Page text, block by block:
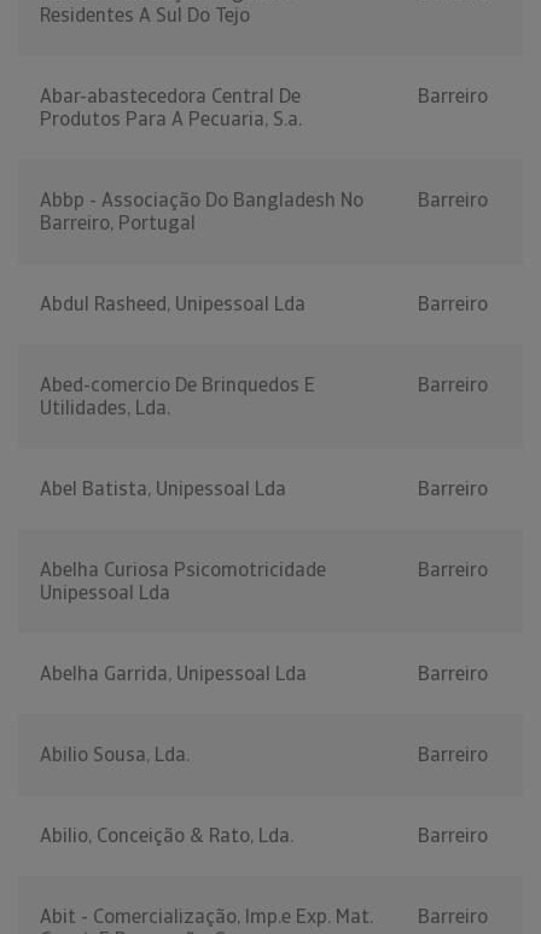
Residentes A Sul Do Tejo
Abar-abastecedora Central De
Produtos Para A Pecuaria, S.a.
Barreiro
Abbp - Associação Do Bangladesh No
Barreiro, Portugal
Barreiro
Abdul Rasheed, Unipessoal Lda Barreiro
Abed-comercio De Brinquedos E
Utilidades, Lda.
Barreiro
Abel Batista, Unipessoal Lda Barreiro
Abelha Curiosa Psicomotricidade
Unipessoal Lda
Barreiro
Abelha Garrida, Unipessoal Lda Barreiro
Abilio Sousa, Lda. Barreiro
Abilio, Conceição & Rato, Lda. Barreiro
Abit - Comercialização, Imp.e Exp. Mat.
Barreiro